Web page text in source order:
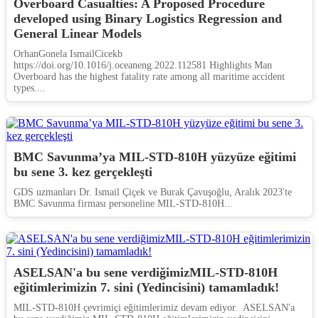
Overboard Casualties: A Proposed Procedure
developed using Binary Logistics Regression and
General Linear Models
OrhanGonela IsmailCicekb
https://doi.org/10.1016/j.oceaneng.2022.112581 Highlights Man
Overboard has the highest fatality rate among all maritime accident
types....
BMC Savunma’ya MIL-STD-810H yüzyüze eğitimi
bu sene 3. kez gerçekleşti
GDS uzmanları Dr. Ismail Çiçek ve Burak Çavuşoğlu, Aralık 2023'te
BMC Savunma firması personeline MIL-STD-810H...
ASELSAN'a bu sene verdiğimizMIL-STD-810H
eğitimlerimizin 7. sini (Yedincisini) tamamladık!
MIL-STD-810H çevrimiçi eğitimlerimiz devam ediyor. ASELSAN'a